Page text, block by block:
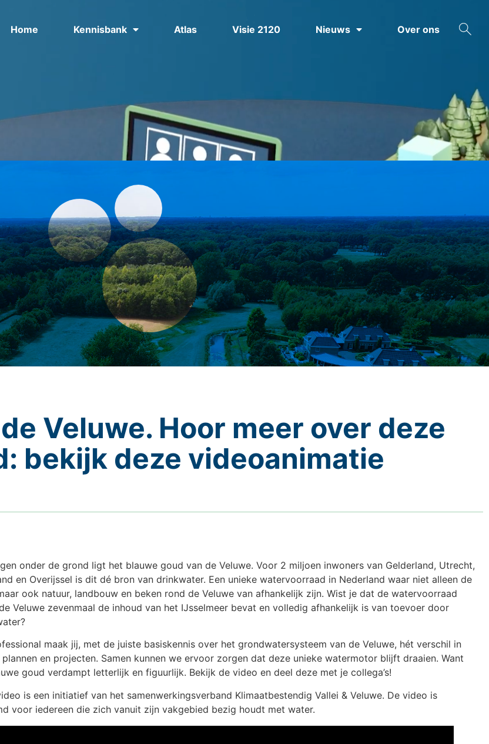
Home Kennisbank Atlas Visie 2120 Nieuws Over ons
Veluwe. Hoor meer over deze
bekijk deze videoanimatie
onder de grond ligt het blauwe goud van de Veluwe. Voor 2 miljoen inwoners van Gelderland, Utrecht,
en Overijssel is dit dé bron van drinkwater. Een unieke watervoorraad in Nederland waar niet alleen de
ook natuur, landbouw en beken rond de Veluwe van afhankelijk zijn. Wist je dat de watervoorraad
Veluwe zevenmaal de inhoud van het IJsselmeer bevat en volledig afhankelijk is van toevoer door
maak jij, met de juiste basiskennis over het grondwatersysteem van de Veluwe, hét verschil in
plannen en projecten. Samen kunnen we ervoor zorgen dat deze unieke watermotor blijft draaien. Want
goud verdampt letterlijk en figuurlijk. Bekijk de video en deel deze met je collega’s!
is een initiatief van het samenwerkingsverband Klimaatbestendig Vallei & Veluwe. De video is
voor iedereen die zich vanuit zijn vakgebied bezig houdt met water.